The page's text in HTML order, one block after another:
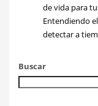
de vida para
Entendiendo
detectar a
Buscar